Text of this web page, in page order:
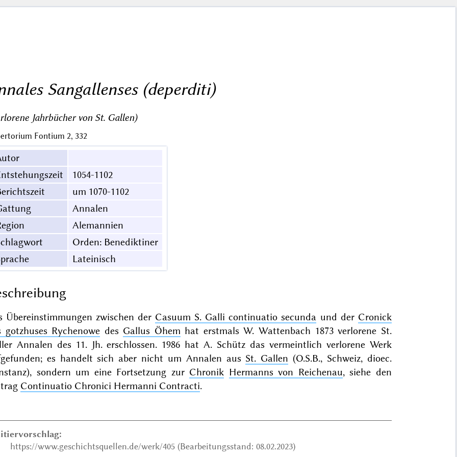
Sangallenses (deperditi)
Jahrbücher von St. Gallen)
Fontium 2, 332
1054-1102
um 1070-1102
Annalen
Alemannien
Orden: Benediktiner
Lateinisch
Übereinstimmungen zwischen der Casuum S. Galli continuatio secunda und der Cronick
gotzhuses Rychenowe des Gallus Öhem hat erstmals W. Wattenbach 1873 verlorene St.
Annalen des 11. Jh. erschlossen. 1986 hat A. Schütz das vermeintlich verlorene Werk
es handelt sich aber nicht um Annalen aus St. Gallen (O.S.B., Schweiz, dioec.
sondern um eine Fortsetzung zur Chronik Hermanns von Reichenau, siehe den
Continuatio Chronici Hermanni Contracti.
https://www.geschichtsquellen.de/werk/405 (Bearbeitungsstand: 08.02.2023)